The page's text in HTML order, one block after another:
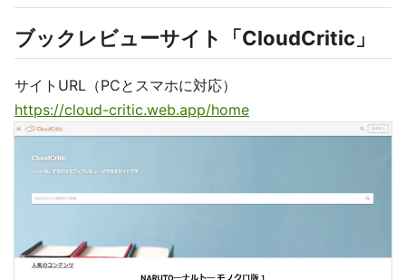
ブックレビューサイト「CloudCritic」
サイトURL（PCとスマホに対応）
https://cloud-critic.web.app/home